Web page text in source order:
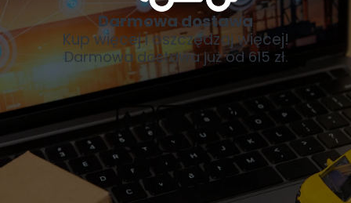
Darmowa dostawa
Kup więcej i oszczędzaj więcej!
Darmowa dostawa już od 615 zł.